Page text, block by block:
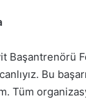
Bu
Tüm